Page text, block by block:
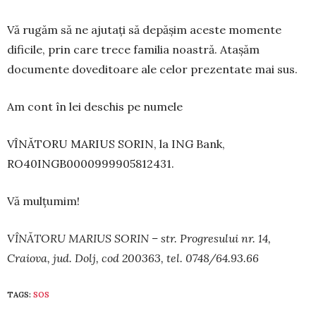
Vă rugăm să ne ajutați să depășim aceste momente
dificile, prin care trece familia noastră. Ata­șăm
documente doveditoare ale celor prezen­tate mai sus.
Am cont în lei deschis pe numele
VÎNĂTORU MA­RIUS SORIN, la ING Bank,
RO40INGB0000999905812431.
Vă mulțumim!
VÎNĂTORU MARIUS SORIN – str. Progresului nr. 14,
Craiova, jud. Dolj, cod 200363, tel. 0748/64.93.66
TAGS: SOS